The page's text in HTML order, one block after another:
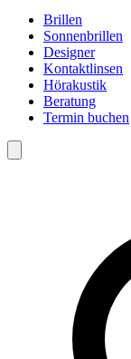
Brillen
Sonnenbrillen
Designer
Kontaktlinsen
Hörakustik
Beratung
Termin buchen